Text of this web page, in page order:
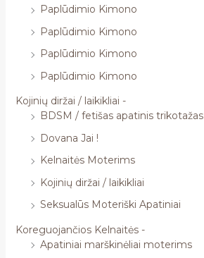
Paplūdimio Kimono
Paplūdimio Kimono
Paplūdimio Kimono
Paplūdimio Kimono
Kojinių diržai / laikikliai -
BDSM / fetišas apatinis trikotažas
Dovana Jai !
Kelnaitės Moterims
Kojinių diržai / laikikliai
Seksualūs Moteriški Apatiniai
Koreguojančios Kelnaitės -
Apatiniai marškinėliai moterims